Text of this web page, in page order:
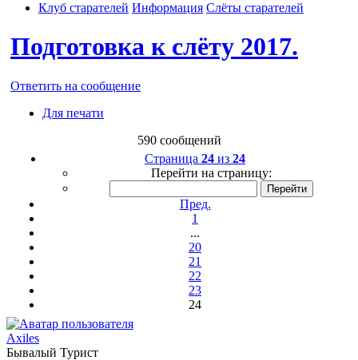
Клуб старателей Информация Слёты старателей
Подготовка к слёту 2017.
Ответить на сообщение
Для печати
590 сообщений
Страница 24 из 24
Перейти на страницу:
Пред.
1
...
20
21
22
23
24
Axiles
Бывалый Турист